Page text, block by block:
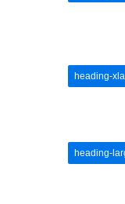
heading-
heading-